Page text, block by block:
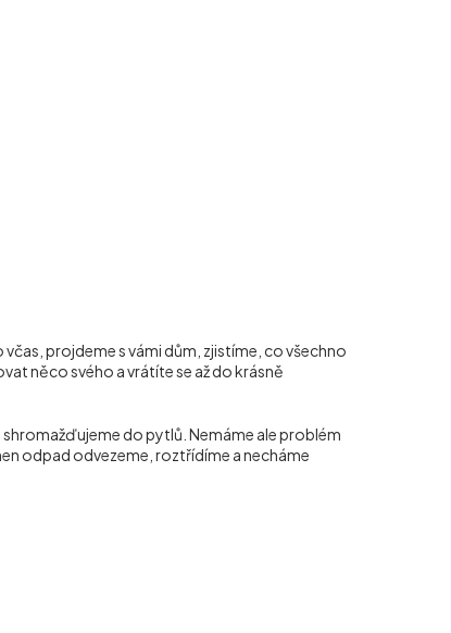
včas, projdeme s vámi dům, zjistíme, co všechno
něco svého a vrátíte se až do krásně
do pytlů. Nemáme ale problém
odpad odvezeme, roztřídíme a necháme